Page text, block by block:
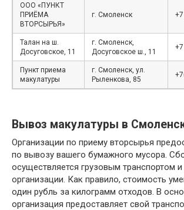
OOO «ПУНКТ
ПРИЁМА
ВТОРСЫРЬЯ»
г. Смоленск
Талан на ш.
Досуговское, 11
г. Смоленск,
Досуговское ш., 11
Пункт приема
макулатуры
г. Смоленск, ул.
Рыленкова, 85
Вывоз макулатуры в
Организации по приему вторсырья
по вывозу вашего бумажного мусора.
осуществляется грузовым транспортом и
организации. Как правило, стоимость
один рубль за килограмм отходов. В
организация предоставляет свой